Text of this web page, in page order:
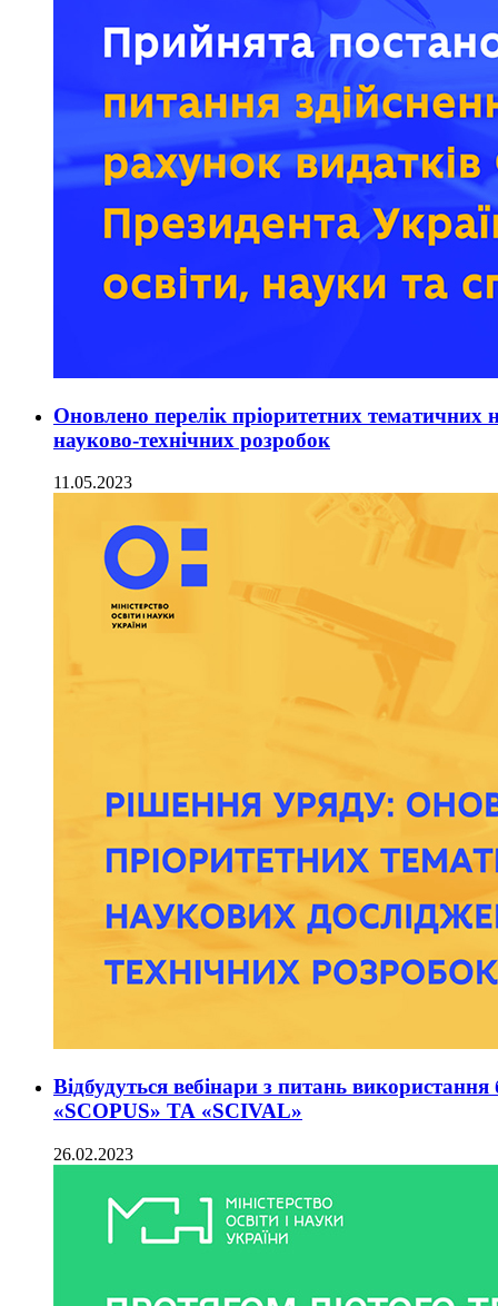
Оновлено перелік пріоритетних тематичних
науково-технічних розробок
11.05.2023
Відбудуться вебінари з питань
«SCOPUS» ТА «SCIVAL»
26.02.2023